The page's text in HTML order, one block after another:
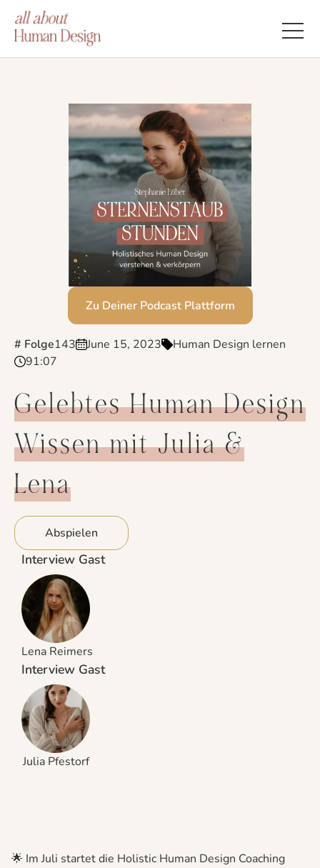
Zu Deiner Podcast Plattform
# Folge143 June 15, 2023
Human Design lernen
91:07
Gelebtes Human Design
Wissen mit Julia &
Lena
Abspielen
Interview Gast
Lena Reimers
Interview Gast
Julia Pfestorf
🌟 Im Juli startet die Holistic Human Design Coaching